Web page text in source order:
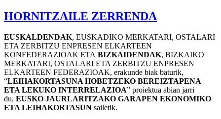
HORNITZAILE ZERRENDA
EUSKALDENDAK, EUSKADIKO MERKATARI, OSTALARI
ETA ZERBITZU ENPRESEN ELKARTEEN
KONFEDERAZIOAK ETA BIZKAIDENDAK, BIZKAIKO
MERKATARI, OSTALARI ETA ZERBITZU ENPRESEN
ELKARTEEN FEDERAZIOAK, erakunde biak baturik,
“LEIHAKORTASUNA HOBETZEKO BEREIZTAPENA
ETA LEKUKO INTERRELAZIOA” proiektua abian jarri
du, EUSKO JAURLARITZAKO GARAPEN EKONOMIKO
ETA LEIHAKORTASUN sailetik.